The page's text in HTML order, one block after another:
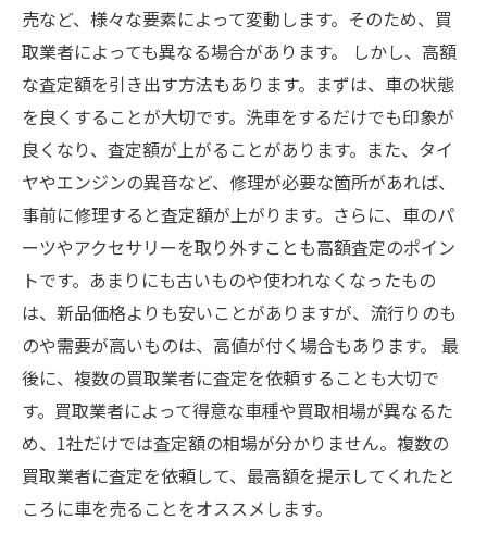
売など、様々な要素によって変動します。そのため、買
取業者によっても異なる場合があります。 しかし、高額
な査定額を引き出す方法もあります。まずは、車の状態
を良くすることが大切です。洗車をするだけでも印象が
良くなり、査定額が上がることがあります。また、タイ
ヤやエンジンの異音など、修理が必要な箇所があれば、
事前に修理すると査定額が上がります。さらに、車のパ
ーツやアクセサリーを取り外すことも高額査定のポイン
トです。あまりにも古いものや使われなくなったもの
は、新品価格よりも安いことがありますが、流行りのも
のや需要が高いものは、高値が付く場合もあります。 最
後に、複数の買取業者に査定を依頼することも大切で
す。買取業者によって得意な車種や買取相場が異なるた
め、1社だけでは査定額の相場が分かりません。複数の
買取業者に査定を依頼して、最高額を提示してくれたと
ころに車を売ることをオススメします。